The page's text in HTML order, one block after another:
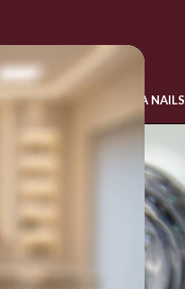
CORSI ONLINE LINEA NAILS